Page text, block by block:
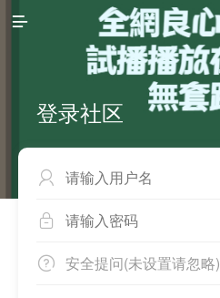

登录社区


 安全提问(未设置请忽略)